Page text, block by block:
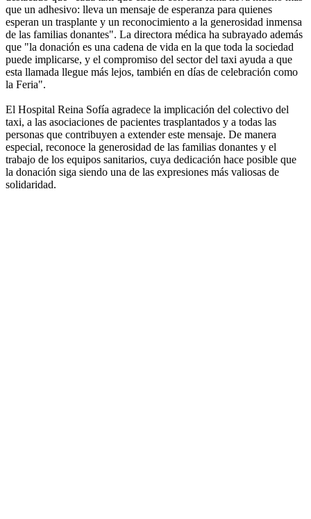
que un adhesivo: lleva un mensaje de esperanza para quienes
esperan un trasplante y un reconocimiento a la generosidad inmensa
de las familias donantes". La directora médica ha subrayado además
que "la donación es una cadena de vida en la que toda la sociedad
puede implicarse, y el compromiso del sector del taxi ayuda a que
esta llamada llegue más lejos, también en días de celebración como
la Feria".
El Hospital Reina Sofía agradece la implicación del colectivo del
taxi, a las asociaciones de pacientes trasplantados y a todas las
personas que contribuyen a extender este mensaje. De manera
especial, reconoce la generosidad de las familias donantes y el
trabajo de los equipos sanitarios, cuya dedicación hace posible que
la donación siga siendo una de las expresiones más valiosas de
solidaridad.